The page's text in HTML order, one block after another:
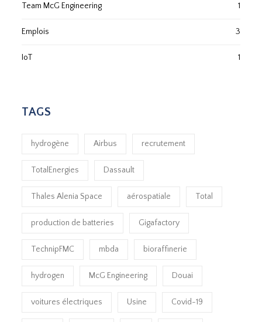
Team McG Engineering 1
Emplois 3
IoT 1
TAGS
hydrogène Airbus recrutement
TotalEnergies Dassault
Thales Alenia Space aérospatiale Total
production de batteries Gigafactory
TechnipFMC mbda bioraffinerie
hydrogen McG Engineering Douai
voitures électriques Usine Covid-19